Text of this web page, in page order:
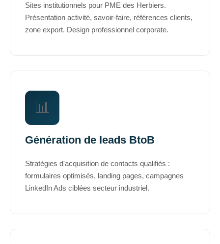
Sites institutionnels pour PME des Herbiers.
Présentation activité, savoir-faire, références clients,
zone export. Design professionnel corporate.
📊
Génération de leads BtoB
Stratégies d'acquisition de contacts qualifiés :
formulaires optimisés, landing pages, campagnes
LinkedIn Ads ciblées secteur industriel.